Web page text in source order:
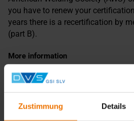
Zustimmung Details
you have to renew your
years there is a recertification by
(part B).
More information
The course takes place over two
- CW 19 – May 4 to May 8, 2026